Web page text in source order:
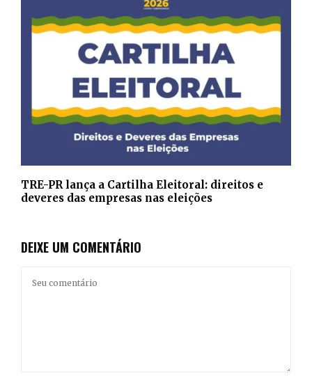
TRE-PR lança a Cartilha Eleitoral: direitos e
deveres das empresas nas eleições
DEIXE UM COMENTÁRIO